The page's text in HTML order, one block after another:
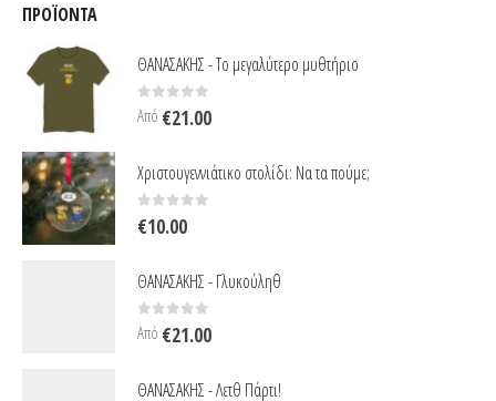
ΠΡΟΪΌΝΤΑ
ΘΑΝΑΣΑΚΗΣ - Το μεγαλύτερο μυθτήριο
0 out of 5
Από €21.00
Χριστουγεννιάτικο στολίδι: Να τα πούμε;
0out of 5
€10.00
ΘΑΝΑΣΑΚΗΣ - Γλυκούληθ
0 out of 5
Από €21.00
ΘΑΝΑΣΑΚΗΣ - Λετθ Πάρτι!